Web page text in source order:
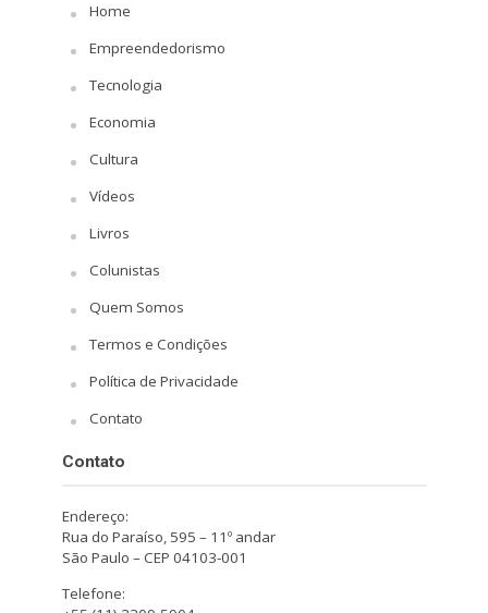
Home
Empreendedorismo
Tecnologia
Economia
Cultura
Vídeos
Livros
Colunistas
Quem Somos
Termos e Condições
Política de Privacidade
Contato
Contato
Endereço:
Rua do Paraíso, 595 – 11º andar
São Paulo – CEP 04103-001
Telefone: